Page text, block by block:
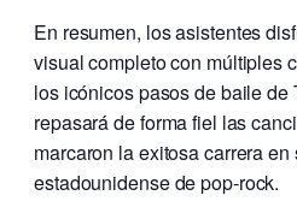
En resumen, los asistentes
visual completo con múltiples
los icónicos pasos de baile de
repasará de forma fiel las
marcaron la exitosa carrera
estadounidense de pop-rock.